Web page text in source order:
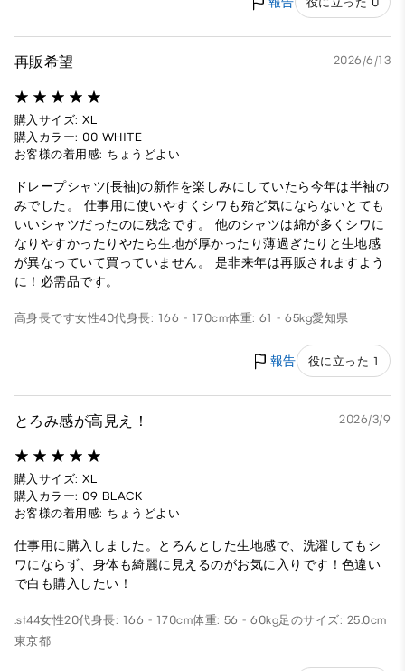
再販希望 2026/6/13
購入サイズ: XL
購入カラー: 00 WHITE
お客様の着用感: ちょうどよい
ドレープシャツ(長袖)の新作を楽しみにしていたら今年は半袖の
みでした。 仕事用に使いやすくシワも殆ど気にならないとても
いいシャツだったのに残念です。 他のシャツは綿が多くシワに
なりやすかったりやたら生地が厚かったり薄過ぎたりと生地感
が異なっていて買っていません。 是非来年は再販されますよう
に！必需品です。
高身長です女性40代身長: 166 - 170cm体重: 61 - 65kg愛知県
報告 役に立った 1
とろみ感が高見え！ 2026/3/9
購入サイズ: XL
購入カラー: 09 BLACK
お客様の着用感: ちょうどよい
仕事用に購入しました。とろんとした生地感で、洗濯してもシ
ワにならず、身体も綺麗に見えるのがお気に入りです！色違い
で白も購入したい！
.st44女性20代身長: 166 - 170cm体重: 56 - 60kg足のサイズ: 25.0cm
東京都